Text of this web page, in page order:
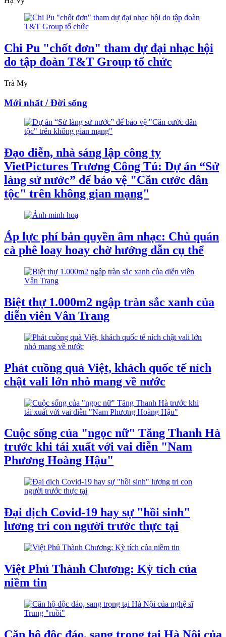
Chi Pu "chốt đơn" tham dự đại nhạc hội
do tập đoàn T&T Group tổ chức
Trà My
Mới nhất / Đời sống
Đạo diễn, nhà sáng lập công ty
VietPictures Trương Công Tú: Dự án “Sử
làng sử nước” để bảo vệ "Căn cước dân
tộc" trên không gian mạng"
Áp lực phí bản quyền âm nhạc: Chủ quán
cà phê loay hoay chờ hướng dẫn cụ thể
Biệt thự 1.000m2 ngập tràn sắc xanh của
diễn viên Vân Trang
Phát cuồng quà Việt, khách quốc tế ních
chật vali lớn nhỏ mang về nước
Cuộc sống của "ngọc nữ" Tăng Thanh Hà
trước khi tái xuất với vai diễn "Nam
Phương Hoàng Hậu"
Đại dịch Covid-19 hay sự "hồi sinh"
lương tri con người trước thực tại
Việt Phủ Thành Chương: Kỳ tích của
niềm tin